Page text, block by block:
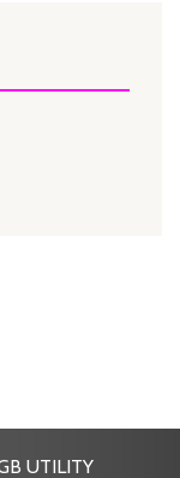
UTILITY